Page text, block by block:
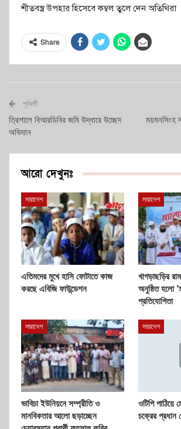
শীতবস্ত্র উপহার হিসেবে কম্বল তুলে দেন অতিথিরা
Share
পূর্ববর্তী
ত্রিশালে বিআরডিবির জমি উদ্ধারে উচ্ছেদ
অভিযান
ময়মনসিংহ
আরো দেখুনঃ
সারাদেশ
এতিমদের মুখে হাসি ফোটাতে কাজ
করছে এবিজি ফাউন্ডেশন
সারাদেশ
খাগড়াছড়ির
অনুষ্ঠিত হলো
প্রতিযোগিতা
সারাদেশ
ভাবিচা ইউনিয়নে সম্প্রীতি ও
মানবিকতার আলো ছড়াচ্ছেন
সারাদেশ
ওটিপি
চক্রের প্রধান